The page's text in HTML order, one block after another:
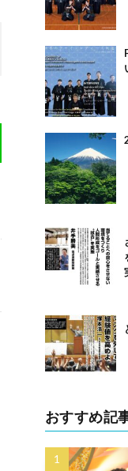
おすすめ記